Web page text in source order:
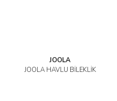
JOOLA
JOOLA HAVLU BİLEKLİK